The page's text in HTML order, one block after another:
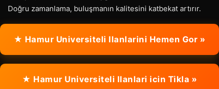
Doğru zamanlama, buluşmanın kalitesini katbekat artırır.
★ Hamur Universiteli Ilanlarini Hemen Gor »
★ Hamur Universiteli Ilanlari icin Tikla »